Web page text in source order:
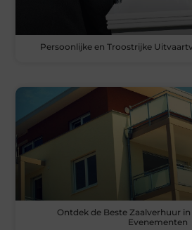
Persoonlijke en Troostrijke
Ontdek de Beste Zaalverhuur
Evenementen